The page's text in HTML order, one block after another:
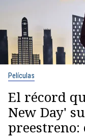
Películas
El récord
New Day'
preestreno: